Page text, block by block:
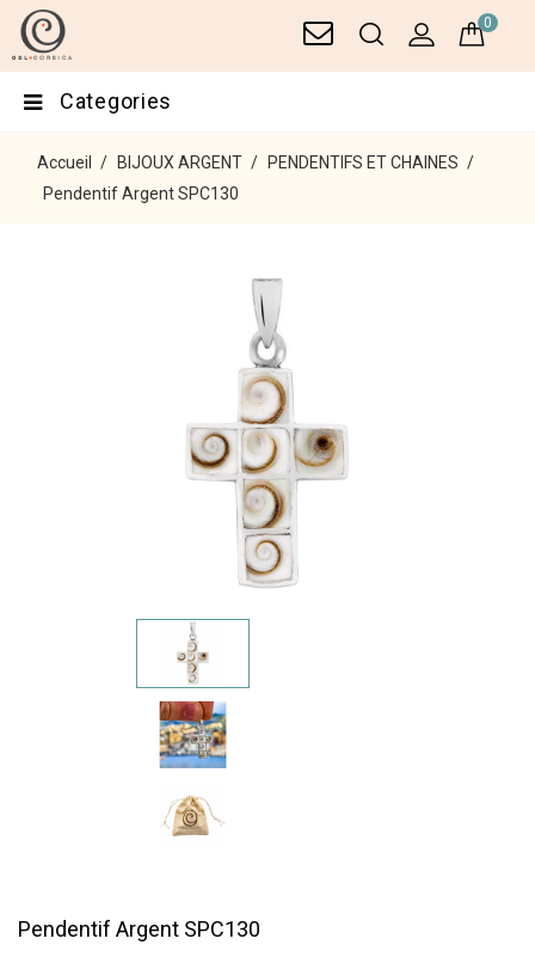
0
Categories
Accueil BIJOUX ARGENT
PENDENTIFS ET CHAINES
Pendentif Argent SPC130
Pendentif Argent SPC130